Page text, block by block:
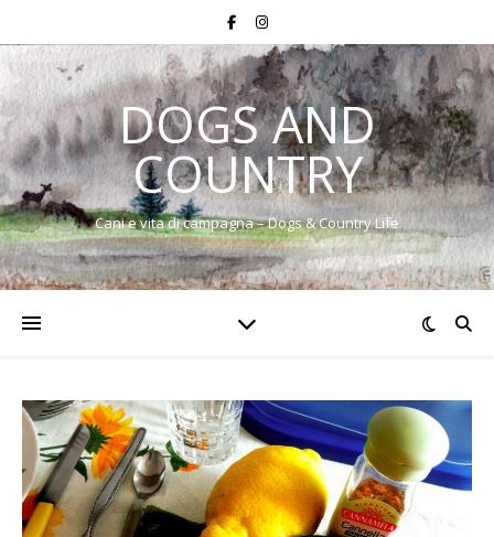
DOGS AND
COUNTRY
Cani e vita di campagna – Dogs & Country Life